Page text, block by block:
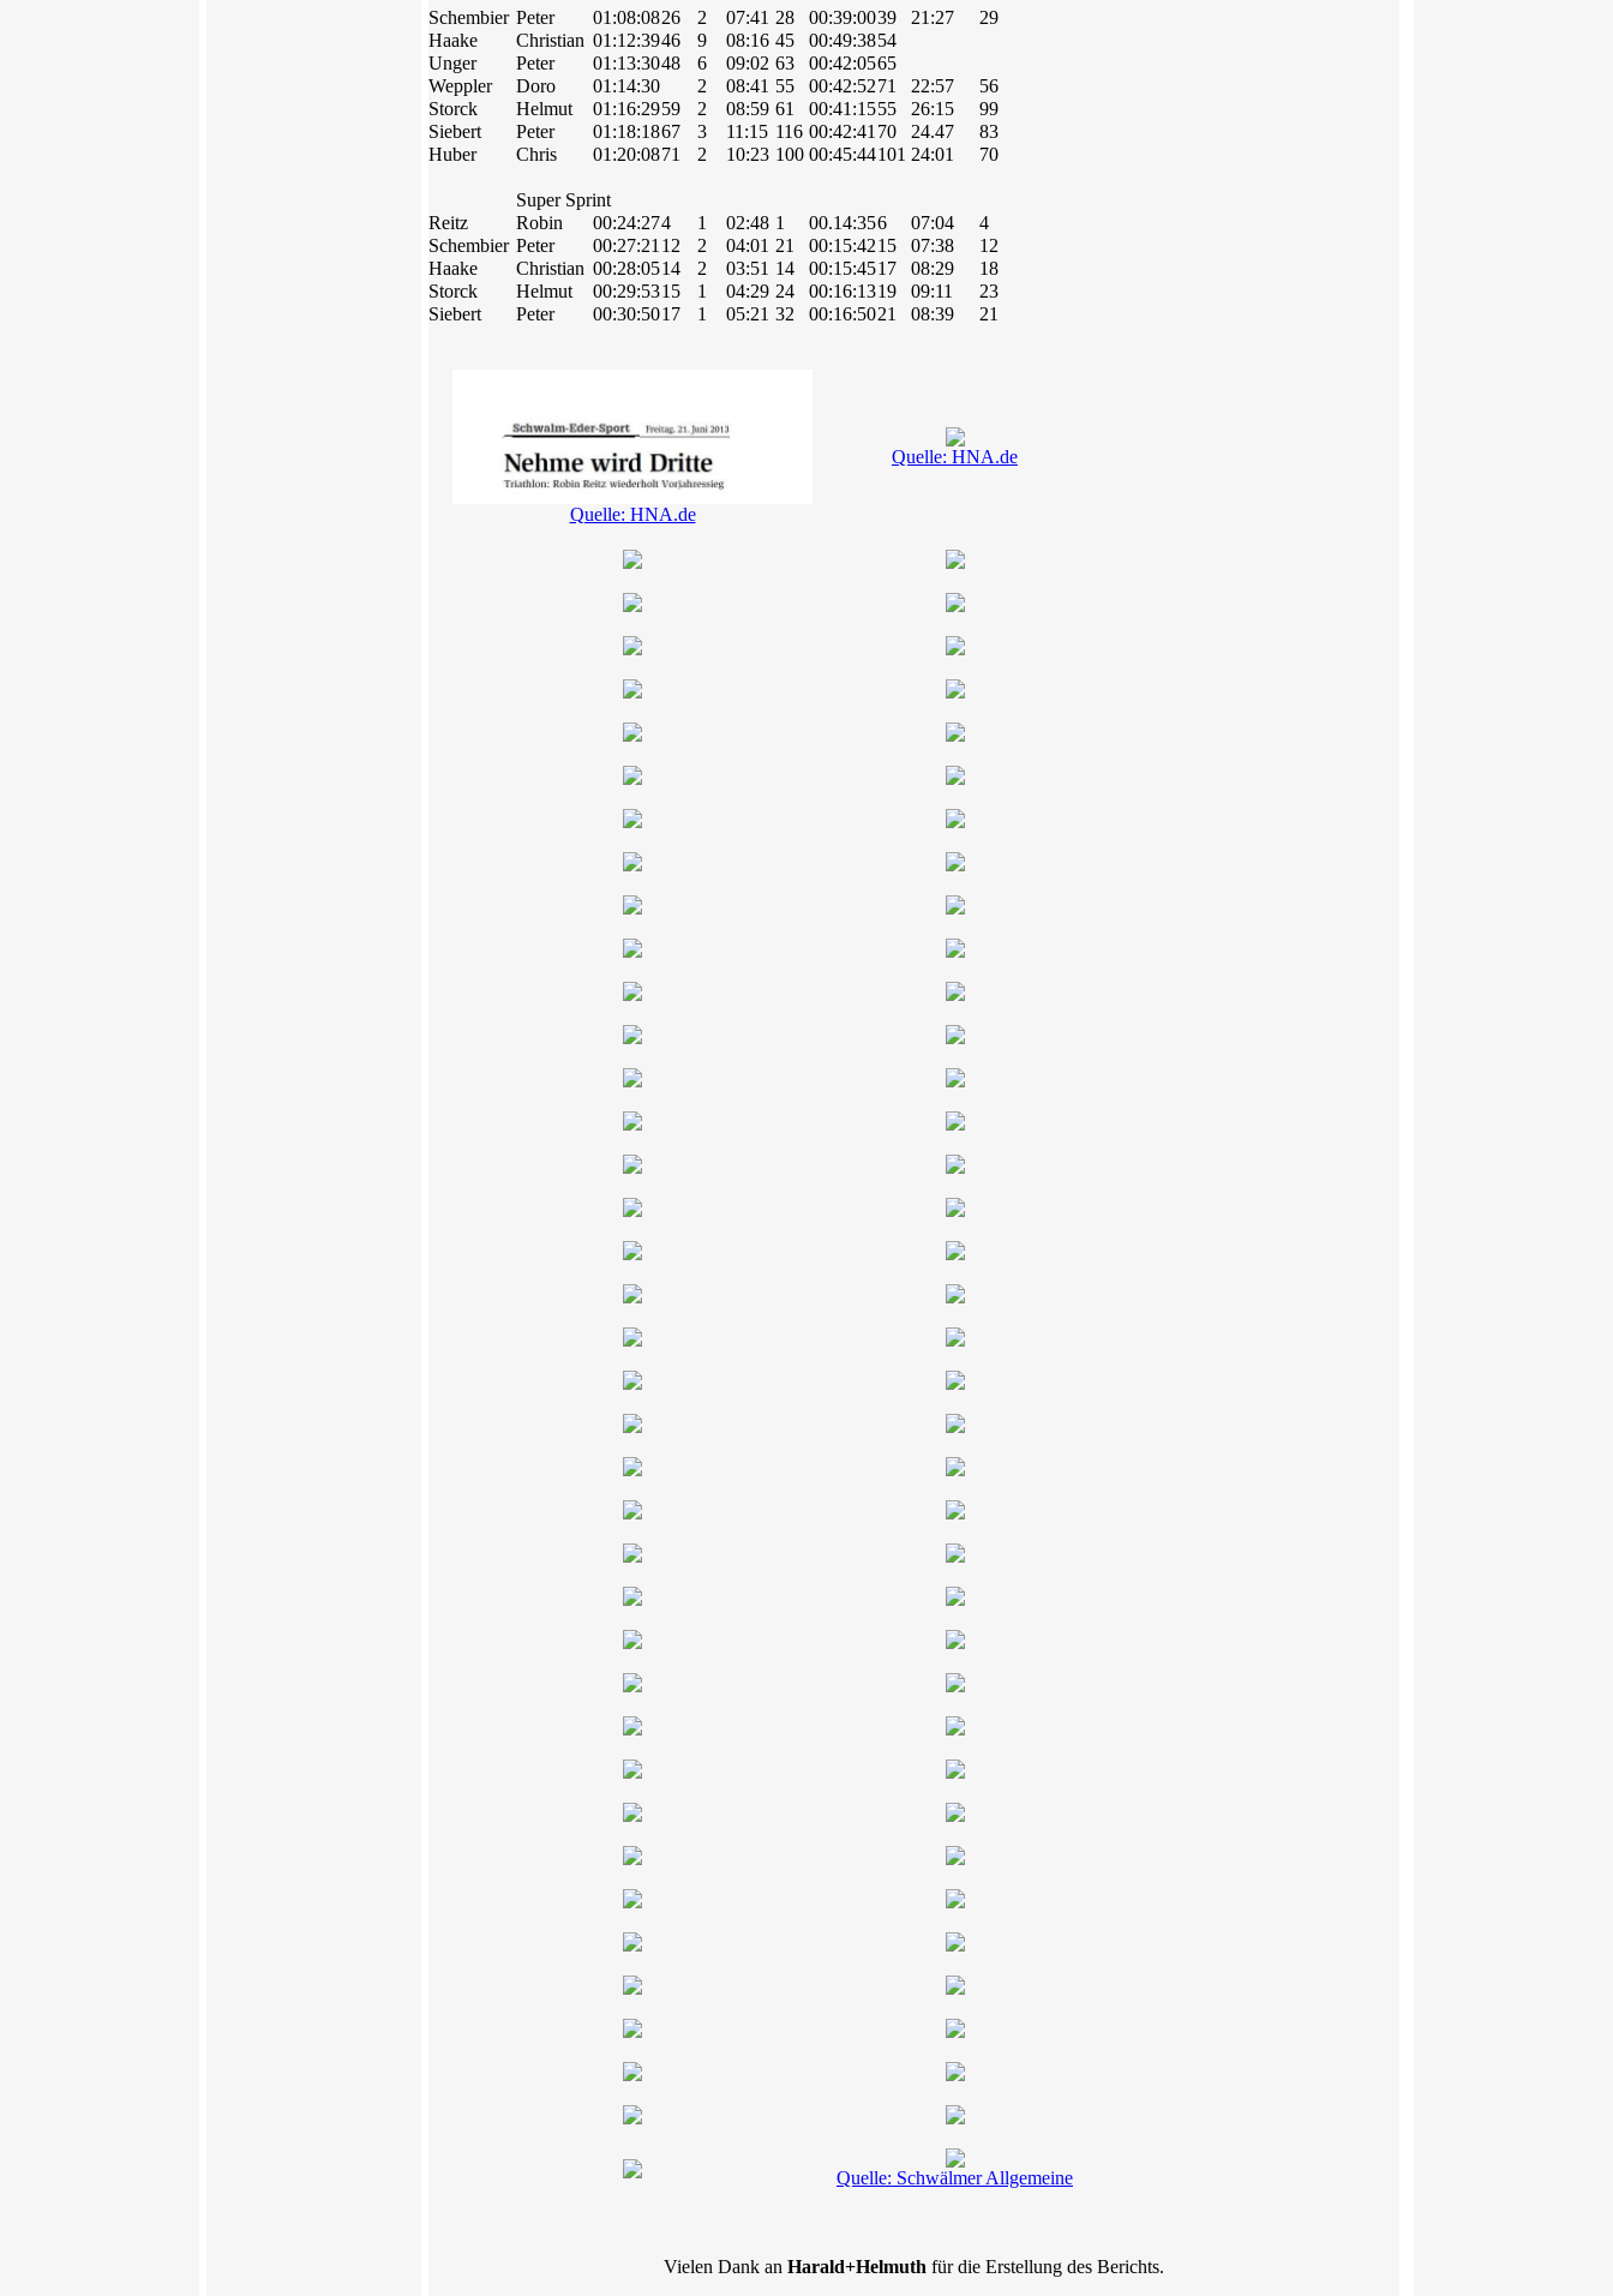
Schembier Peter 01:08:0826 2 07:41 28 00:39:0039 21:27
29
Haake
Christian 01:12:3946 9 08:16 45 00:49:3854
Unger
Peter 01:13:3048 6 09:02 63 00:42:0565
Weppler
Doro 01:14:30 2 08:41 55 00:42:5271 22:57
56
Storck
Helmut 01:16:2959 2 08:59 61 00:41:1555 26:15
99
Siebert
Peter 01:18:1867 3 11:15 116 00:42:41 70 24.47
83
Huber
Chris 01:20:0871 2 10:23 100 00:45:44101 24:01 70
Super Sprint
Reitz
Robin 00:24:274 1 02:48 1 00.14:356 07:04
4
Schembier Peter 00:27:21 12 2 04:01 21 00:15:4215 07:38
12
Haake
Christian 00:28:0514 2 03:51 14 00:15:4517 08:29
18
Storck
Helmut 00:29:5315 1 04:29 24 00:16:1319 09:11
23
Siebert
Peter 00:30:5017 1 05:21 32 00:16:5021 08:39 21
Quelle: HNA.de
Quelle: HNA.de
Quelle: Schwälmer Allgemeine
Vielen Dank an Harald+Helmuth für die Erstellung des Berichts.